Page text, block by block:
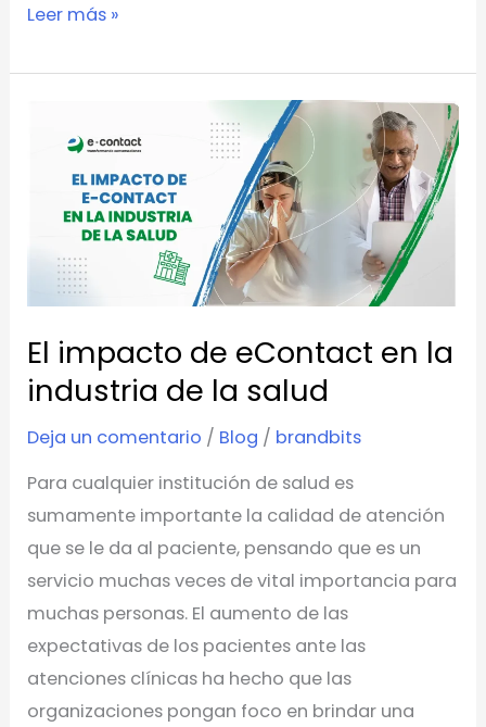
Leer más »
El impacto de eContact en la
industria de la salud
Deja un comentario / Blog / brandbits
Para cualquier institución de salud es
sumamente importante la calidad de atención
que se le da al paciente, pensando que es un
servicio muchas veces de vital importancia para
muchas personas. El aumento de las
expectativas de los pacientes ante las
atenciones clínicas ha hecho que las
organizaciones pongan foco en brindar una
impacto
eContact
industria
de
la
salud